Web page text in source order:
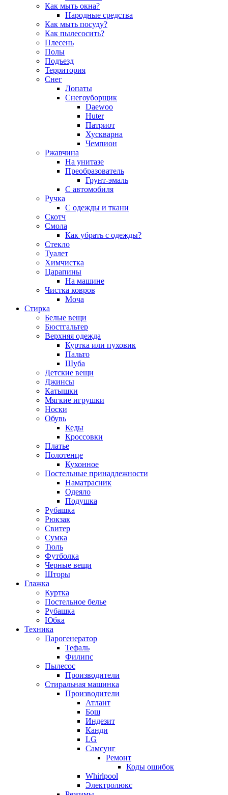
Как мыть окна?
Народные средства
Как мыть посуду?
Как пылесосить?
Плесень
Полы
Подъезд
Территория
Снег
Лопаты
Снегоуборщик
Daewoo
Huter
Патриот
Хускварна
Чемпион
Ржавчина
На унитазе
Преобразователь
Грунт-эмаль
С автомобиля
Ручка
С одежды и ткани
Скотч
Смола
Как убрать с одежды?
Стекло
Туалет
Химчистка
Царапины
На машине
Чистка ковров
Моча
Стирка
Белые вещи
Бюстгальтер
Верхняя одежда
Куртка или пуховик
Пальто
Шуба
Детские вещи
Джинсы
Катышки
Мягкие игрушки
Носки
Обувь
Кеды
Кроссовки
Платье
Полотенце
Кухонное
Постельные принадлежности
Наматрасник
Одеяло
Подушка
Рубашка
Рюкзак
Свитер
Сумка
Тюль
Футболка
Черные вещи
Шторы
Глажка
Куртка
Постельное белье
Рубашка
Юбка
Техника
Парогенератор
Тефаль
Филипс
Пылесос
Производители
Стиральная машинка
Производители
Атлант
Бош
Индезит
Канди
LG
Самсунг
Ремонт
Коды ошибок
Whirlpool
Электролюкс